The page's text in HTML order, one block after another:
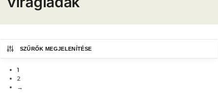
SZŰRŐK MEGJELENÍTÉSE
1
2
→